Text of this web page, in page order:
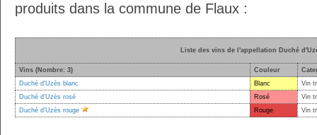
produits dans la commune de Flaux :
Liste des vins de l'appellation Duché
Vins (Nombre: 3) Couleur
Duché d'Uzès blanc
Blanc
Vin
Duché d'Uzès rosé
Rosé
Vin
Duché d'Uzès rouge
Rouge Vin